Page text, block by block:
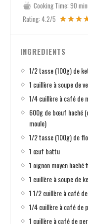
Cooking Time: 90
Rating: 4.2/5
INGREDIENTS
1/2 tasse (100g) de
1 cuillère à soupe de
1/4 cuillère à café de
600g de bœuf haché
moule)
1/2 tasse (100g) de
1 œuf battu
1 oignon moyen haché
1 cuillère à soupe de
1 1/2 cuillère à café
1/4 cuillère à café de
1 cuillère à café de